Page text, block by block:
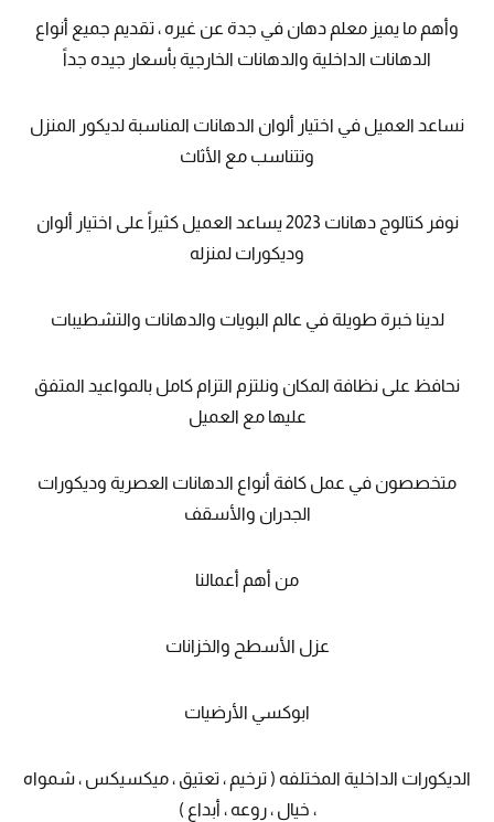
وأهم ما يميز معلم دهان في جدة عن غيره ، تقديم جميع أنواع
الدهانات الداخلية والدهانات الخارجية بأسعار جيده جداً
نساعد العميل في اختيار ألوان الدهانات المناسبة لديكور المنزل
وتتناسب مع الأثاث
نوفر كتالوج دهانات 2023 يساعد العميل كثيراً على اختيار ألوان
وديكورات لمنزله
لدينا خبرة طويلة في عالم البويات والدهانات والتشطيبات
نحافظ على نظافة المكان ونلتزم التزام كامل بالمواعيد المتفق
عليها مع العميل
متخصصون في عمل كافة أنواع الدهانات العصرية وديكورات
الجدران والأسقف
من أهم أعمالنا
عزل الأسطح والخزانات
ابوكسي الأرضيات
الديكورات الداخلية المختلفه ( ترخيم ، تعتيق ، ميكسيكس ، شمواه
، خيال ، روعه ، أبداع )